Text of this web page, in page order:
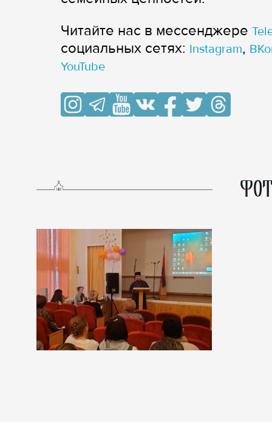
Читайте нас в мессенджере
cоциальных сетях: Instagram,
YouTube